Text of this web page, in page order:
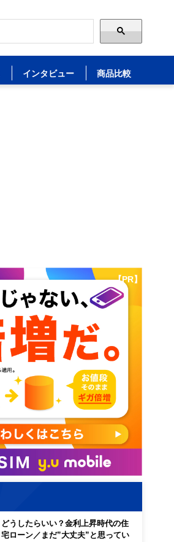
インタビュー 商品比較
【PR】
どうしたらいい？金利上昇時代の住
宅ローン／まだ”大丈夫”と思ってい